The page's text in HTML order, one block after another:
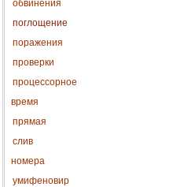
обвинения
поглощение
поражения
проверки
процессорное
время
прямая
слив
номера
умифеновир